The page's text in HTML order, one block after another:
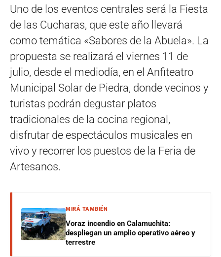
Uno de los eventos centrales será la Fiesta
de las Cucharas, que este año llevará
como temática «Sabores de la Abuela». La
propuesta se realizará el viernes 11 de
julio, desde el mediodía, en el Anfiteatro
Municipal Solar de Piedra, donde vecinos y
turistas podrán degustar platos
tradicionales de la cocina regional,
disfrutar de espectáculos musicales en
vivo y recorrer los puestos de la Feria de
Artesanos.
MIRÁ TAMBIÉN
Voraz incendio en Calamuchita:
despliegan un amplio operativo aéreo y
terrestre